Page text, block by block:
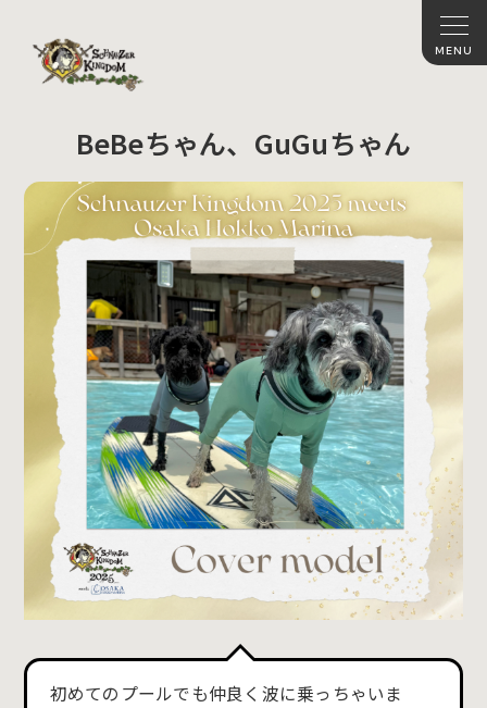
BeBeちゃん、GuGuちゃん
初めてのプールでも仲良く波に乗っちゃいま